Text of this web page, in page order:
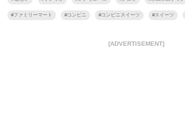
#ファミリーマート #コンビニ #コンビニスイーツ #スイーツ
[ADVERTISEMENT]